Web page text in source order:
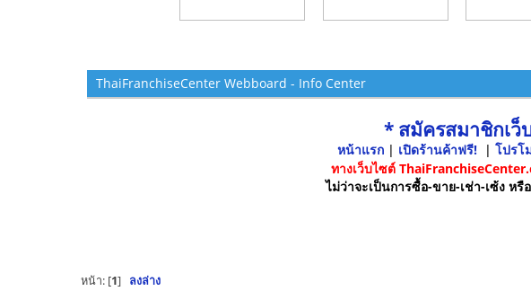
ThaiFranchiseCenter Webboard - Info Center
* สมัครสมาชิกเว็
หน้าแรก| เปิดร้านค้าฟรี! | โปรโ
ทางเว็บไซต์
ไม่ว่าจะเป็นการซื้อ-ขาย-เช่า-เซ้ง
หน้า: [1] ลงล่าง